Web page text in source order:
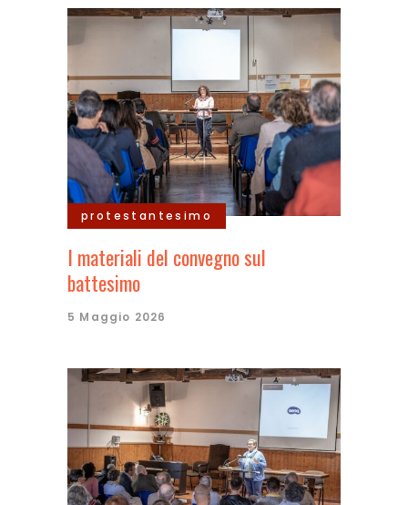
protestantesimo
I materiali del convegno sul
battesimo
5 Maggio 2026